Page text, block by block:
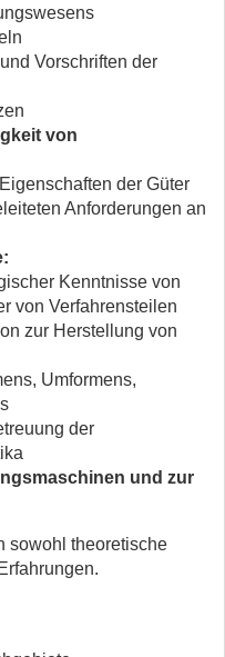
Vorschriften der
von
der Güter
Anforderungen an
Kenntnisse von
von Verfahrensteilen
zur Herstellung von
Umformens,
der
und zur
sowohl theoretische